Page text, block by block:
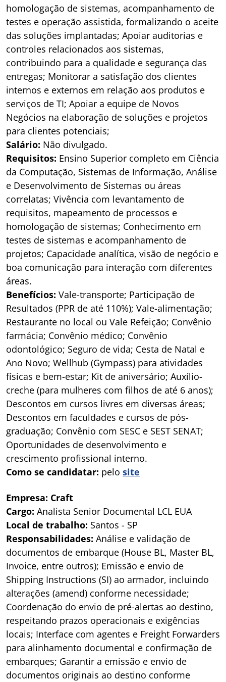
homologação de sistemas, acompanhamento de
testes e operação assistida, formalizando o aceite
das soluções implantadas; Apoiar auditorias e
controles relacionados aos sistemas,
contribuindo para a qualidade e segurança das
entregas; Monitorar a satisfação dos clientes
internos e externos em relação aos produtos e
serviços de TI; Apoiar a equipe de Novos
Negócios na elaboração de soluções e projetos
para clientes potenciais;
Salário: Não divulgado.
Requisitos: Ensino Superior completo em Ciência
da Computação, Sistemas de Informação, Análise
e Desenvolvimento de Sistemas ou áreas
correlatas; Vivência com levantamento de
requisitos, mapeamento de processos e
homologação de sistemas; Conhecimento em
testes de sistemas e acompanhamento de
projetos; Capacidade analítica, visão de negócio e
boa comunicação para interação com diferentes
áreas.
Benefícios: Vale-transporte; Participação de
Resultados (PPR de até 110%); Vale-alimentação;
Restaurante no local ou Vale Refeição; Convênio
farmácia; Convênio médico; Convênio
odontológico; Seguro de vida; Cesta de Natal e
Ano Novo; Wellhub (Gympass) para atividades
físicas e bem-estar; Kit de aniversário; Auxílio-
creche (para mulheres com filhos de até 6 anos);
Descontos em cursos livres em diversas áreas;
Descontos em faculdades e cursos de pós-
graduação; Convênio com SESC e SEST SENAT;
Oportunidades de desenvolvimento e
crescimento profissional interno.
Como se candidatar: pelo site
Empresa: Craft
Cargo: Analista Senior Documental LCL EUA
Local de trabalho: Santos - SP
Responsabilidades: Análise e validação de
documentos de embarque (House BL, Master BL,
Invoice, entre outros); Emissão e envio de
Shipping Instructions (SI) ao armador, incluindo
alterações (amend) conforme necessidade;
Coordenação do envio de pré-alertas ao destino,
respeitando prazos operacionais e exigências
locais; Interface com agentes e Freight Forwarders
para alinhamento documental e confirmação de
embarques; Garantir a emissão e envio de
documentos originais ao destino conforme